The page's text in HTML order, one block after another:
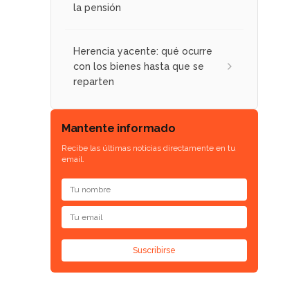
la pensión
Herencia yacente: qué ocurre
con los bienes hasta que se
reparten
Mantente informado
Recibe las últimas noticias directamente en tu
email.
Suscribirse